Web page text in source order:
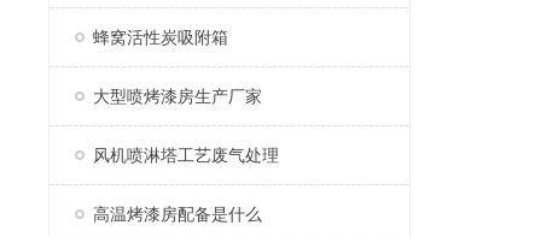
蜂窝活性炭吸附箱
大型喷烤漆房生产厂家
风机喷淋塔工艺废气处理
高温烤漆房配备是什么